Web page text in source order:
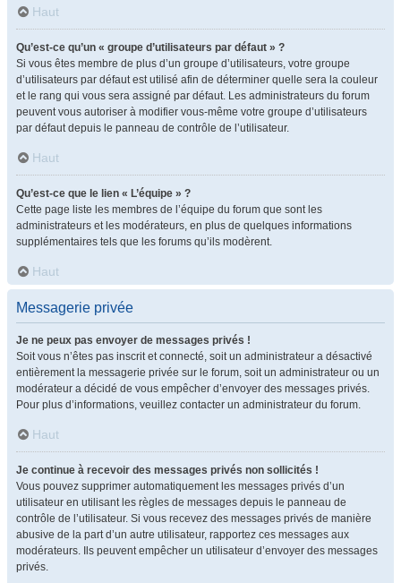
Haut
Qu’est-ce qu’un « groupe d’utilisateurs par défaut » ?
Si vous êtes membre de plus d’un groupe d’utilisateurs, votre groupe
d’utilisateurs par défaut est utilisé afin de déterminer quelle sera la couleur
et le rang qui vous sera assigné par défaut. Les administrateurs du forum
peuvent vous autoriser à modifier vous-même votre groupe d’utilisateurs
par défaut depuis le panneau de contrôle de l’utilisateur.
Haut
Qu’est-ce que le lien « L’équipe » ?
Cette page liste les membres de l’équipe du forum que sont les
administrateurs et les modérateurs, en plus de quelques informations
supplémentaires tels que les forums qu’ils modèrent.
Haut
Messagerie privée
Je ne peux pas envoyer de messages privés !
Soit vous n’êtes pas inscrit et connecté, soit un administrateur a désactivé
entièrement la messagerie privée sur le forum, soit un administrateur ou un
modérateur a décidé de vous empêcher d’envoyer des messages privés.
Pour plus d’informations, veuillez contacter un administrateur du forum.
Haut
Je continue à recevoir des messages privés non sollicités !
Vous pouvez supprimer automatiquement les messages privés d’un
utilisateur en utilisant les règles de messages depuis le panneau de
contrôle de l’utilisateur. Si vous recevez des messages privés de manière
abusive de la part d’un autre utilisateur, rapportez ces messages aux
modérateurs. Ils peuvent empêcher un utilisateur d’envoyer des messages
privés.